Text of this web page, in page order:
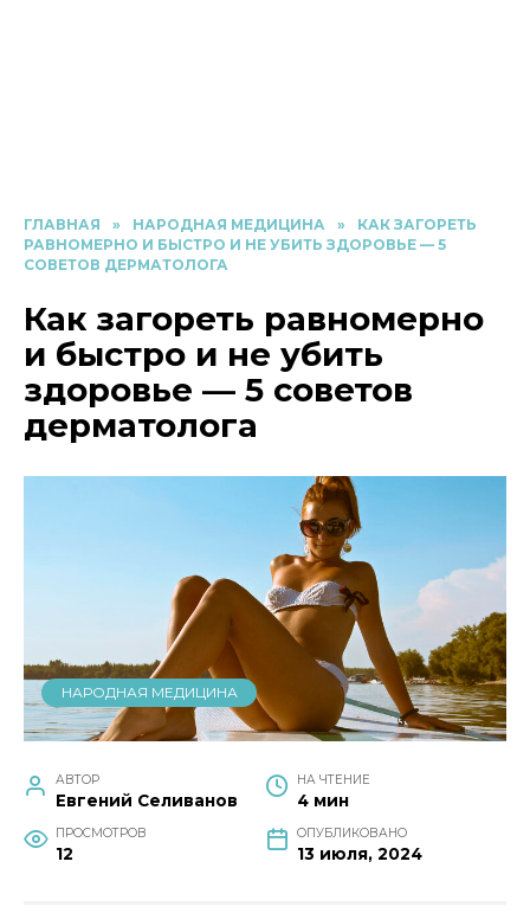
ГЛАВНАЯ » НАРОДНАЯ МЕДИЦИНА »
КАК ЗАГОРЕТЬ
РАВНОМЕРНО И БЫСТРО И НЕ УБИТЬ ЗДОРОВЬЕ — 5
СОВЕТОВ ДЕРМАТОЛОГА
Как загореть равномерно
и быстро и не убить
здоровье — 5 советов
дерматолога
НАРОДНАЯ МЕДИЦИНА
АВТОР
Евгений Селиванов
НА ЧТЕНИЕ
4 мин
ПРОСМОТРОВ
12
ОПУБЛИКОВАНО
13 июля, 2024